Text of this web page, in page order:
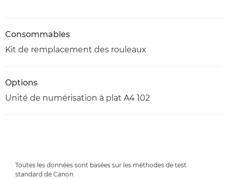
Consommables
Kit de remplacement des rouleaux
Options
Unité de numérisation à plat A4 102
Toutes les données sont basées sur les méthodes de test
standard de Canon.